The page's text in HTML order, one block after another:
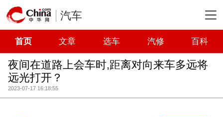
汽车
首页 文章 选车 汽修 百科
夜间在道路上会车时,距离对向来车多远将
远光打开？
2023-07-17 16:18:55